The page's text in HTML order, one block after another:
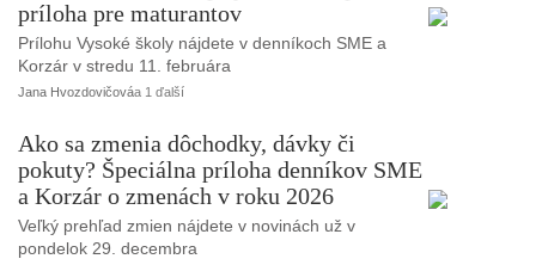
príloha pre maturantov
Prílohu Vysoké školy nájdete v denníkoch SME a
Korzár v stredu 11. februára
Jana Hvozdovičováa 1 ďalší
Ako sa zmenia dôchodky, dávky či
pokuty? Špeciálna príloha denníkov SME
a Korzár o zmenách v roku 2026
Veľký prehľad zmien nájdete v novinách už v
pondelok 29. decembra